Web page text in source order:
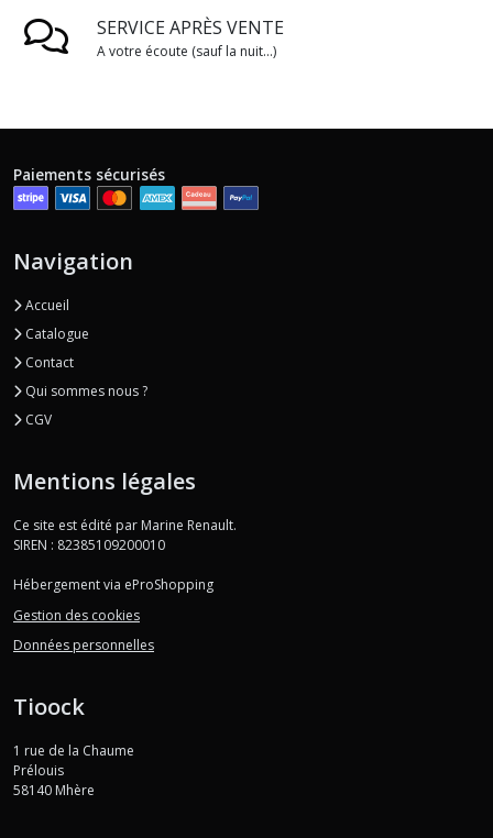
SERVICE APRÈS VENTE
A votre écoute (sauf la nuit...)
Paiements sécurisés
Navigation
Accueil
Catalogue
Contact
Qui sommes nous ?
CGV
Mentions légales
Ce site est édité par Marine Renault.
SIREN : 82385109200010
Hébergement via eProShopping
Gestion des cookies
Données personnelles
Tioock
1 rue de la Chaume
Prélouis
58140 Mhère